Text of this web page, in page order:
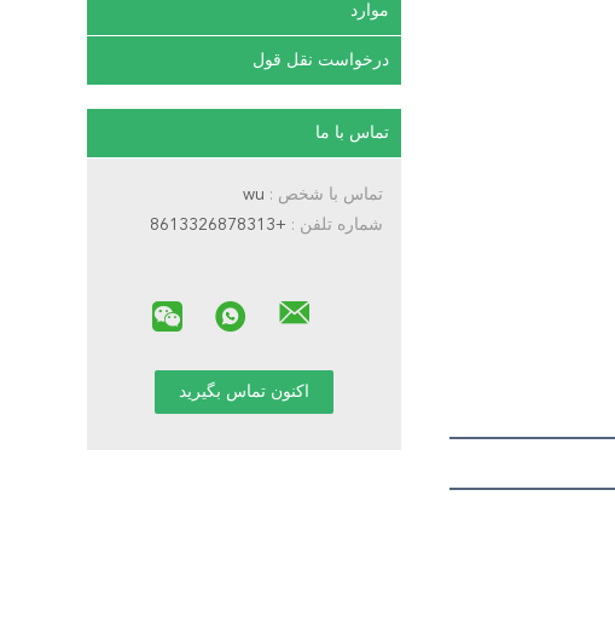
موارد
درخواست نقل قول
تماس با ما
تماس با شخص :
شماره تلفن : +8613326878313